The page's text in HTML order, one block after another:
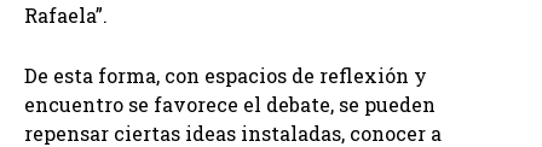
Rafaela”.
De esta forma, con espacios de reflexión y
encuentro se favorece el debate, se pueden
repensar ciertas ideas instaladas, conocer a